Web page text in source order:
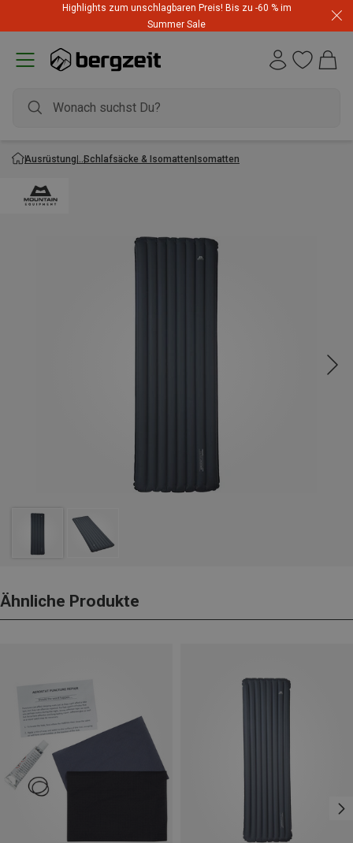
Highlights zum unschlagbaren Preis! Bis zu -60 % im
Summer Sale
Ausrüstung Schlafsäcke & IsomattenIsomatten
Ähnliche Produkte